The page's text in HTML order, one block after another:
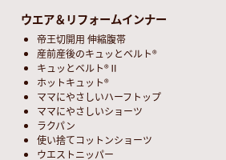
ウエア＆リフォームインナー
帝王切開用 伸縮腹帯
産前産後のキュッとベルト®
キュッとベルト®Ⅱ
ホットキュット®
ママにやさしいハーフトップ
ママにやさしいショーツ
ラクパン
使い捨てコットンショーツ
ウエストニッパー